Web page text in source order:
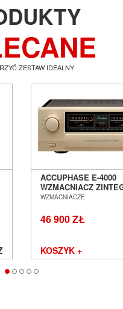
ZESTAW IDEALNY
ACCUPHASE E-4000
WZMACNIACZ
SALON POZNAŃ
WZMACNIACZE
46 900 ZŁ
KOSZYK +